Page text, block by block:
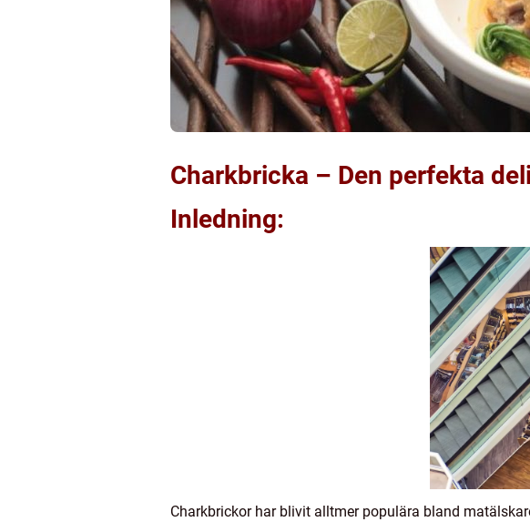
Charkbricka – Den perfekta
Inledning:
Charkbrickor har blivit alltmer populära bland